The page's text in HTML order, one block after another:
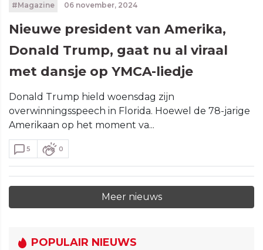
#Magazine 06 november, 2024
Nieuwe president van Amerika,
Donald Trump, gaat nu al viraal
met dansje op YMCA-liedje
Donald Trump hield woensdag zijn
overwinningsspeech in Florida. Hoewel de 78-jarige
Amerikaan op het moment va...
5 0
Meer nieuws
POPULAIR NIEUWS